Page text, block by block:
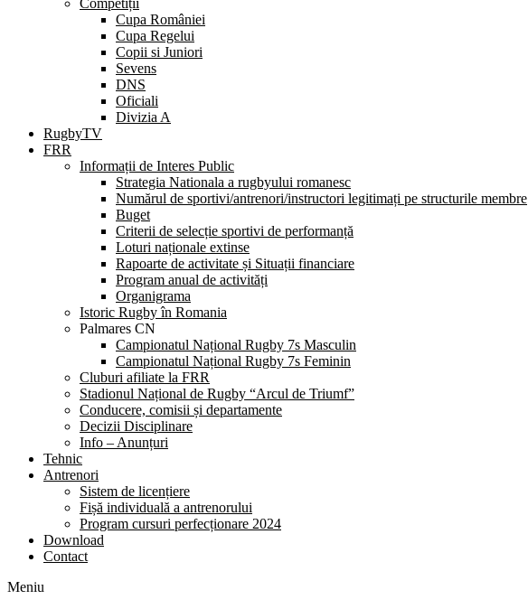
Competiții
Cupa României
Cupa Regelui
Copii si Juniori
Sevens
DNS
Oficiali
Divizia A
RugbyTV
FRR
Informații de Interes Public
Strategia Nationala a rugbyului romanesc
Numărul de sportivi/antrenori/instructori legitimați pe structurile membre
Buget
Criterii de selecție sportivi de performanță
Loturi naționale extinse
Rapoarte de activitate și Situații financiare
Program anual de activități
Organigrama
Istoric Rugby în Romania
Palmares CN
Campionatul Național Rugby 7s Masculin
Campionatul Național Rugby 7s Feminin
Cluburi afiliate la FRR
Stadionul Național de Rugby “Arcul de Triumf”
Conducere, comisii și departamente
Decizii Disciplinare
Info – Anunțuri
Tehnic
Antrenori
Sistem de licențiere
Fișă individuală a antrenorului
Program cursuri perfecționare 2024
Download
Contact
Meniu